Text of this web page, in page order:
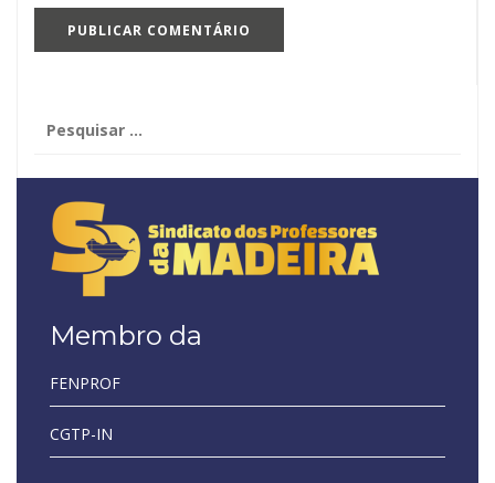
por:
Membro da
FENPROF
CGTP-IN